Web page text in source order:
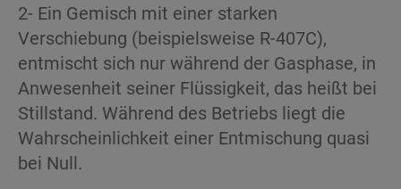
2- Ein Gemisch mit einer starken
Verschiebung (beispielsweise R-407C),
entmischt sich nur während der Gasphase, in
Anwesenheit seiner Flüssigkeit, das heißt bei
Stillstand. Während des Betriebs liegt die
Wahrscheinlichkeit einer Entmischung quasi
bei Null.